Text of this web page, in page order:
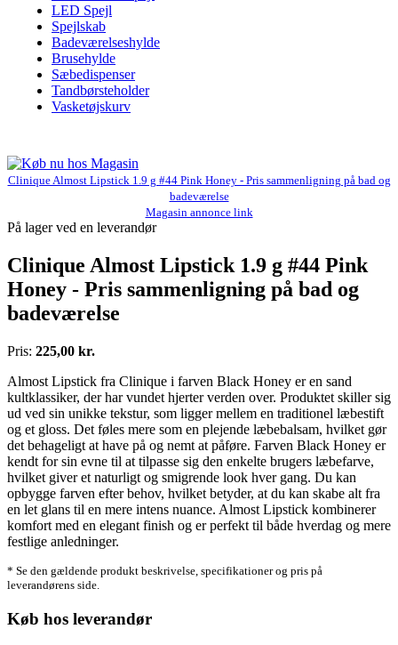
LED Spejl
Spejlskab
Badeværelseshylde
Brusehylde
Sæbedispenser
Tandbørsteholder
Vasketøjskurv
Clinique Almost Lipstick 1.9 g #44 Pink Honey - Pris sammenligning på bad og
badeværelse
Magasin annonce link
På lager ved en leverandør
Clinique Almost Lipstick 1.9 g #44 Pink
Honey - Pris sammenligning på bad og
badeværelse
Pris: 225,00 kr.
Almost Lipstick fra Clinique i farven Black Honey er en sand
kultklassiker, der har vundet hjerter verden over. Produktet skiller sig
ud ved sin unikke tekstur, som ligger mellem en traditionel læbestift
og et gloss. Det føles mere som en plejende læbebalsam, hvilket gør
det behageligt at have på og nemt at påføre. Farven Black Honey er
kendt for sin evne til at tilpasse sig den enkelte brugers læbefarve,
hvilket giver et naturligt og smigrende look hver gang. Du kan
opbygge farven efter behov, hvilket betyder, at du kan skabe alt fra
en let glans til en mere intens nuance. Almost Lipstick kombinerer
komfort med en elegant finish og er perfekt til både hverdag og mere
festlige anledninger.
* Se den gældende produkt beskrivelse, specifikationer og pris på
leverandørens side.
Køb hos leverandør